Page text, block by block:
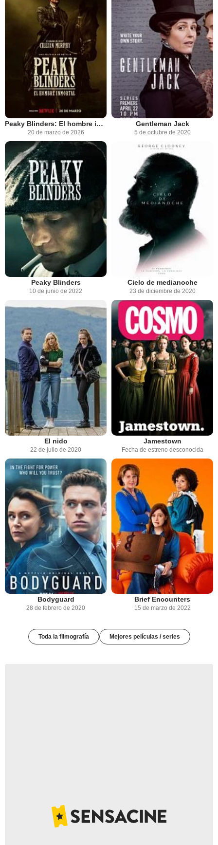
Peaky Blinders: El hombre inmortal
20 de marzo de 2026
Gentleman Jack
5 de octubre de 2020
Peaky Blinders
10 de junio de 2022
Cielo de medianoche
23 de diciembre de 2020
El nido
22 de julio de 2020
Jamestown
Fecha de estreno desconocida
Bodyguard
28 de febrero de 2020
Brief Encounters
15 de marzo de 2022
Toda la filmografía Mejores películas / series